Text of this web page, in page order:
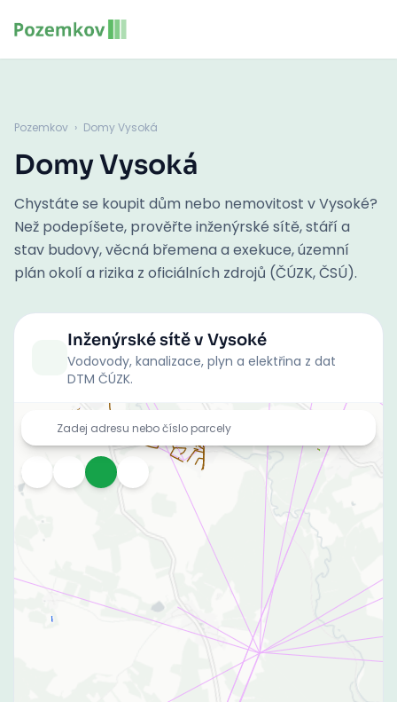
Pozemkov › Domy Vysoká
Domy Vysoká
Chystáte se koupit dům nebo nemovitost v Vysoké?
Než podepíšete, prověřte inženýrské sítě, stáří a
stav budovy, věcná břemena a exekuce, územní
plán okolí a rizika z oficiálních zdrojů (ČÚZK, ČSÚ).
Inženýrské sítěv Vysoké
Vodovody, kanalizace, plyn a elektřina z dat
DTM ČÚZK.